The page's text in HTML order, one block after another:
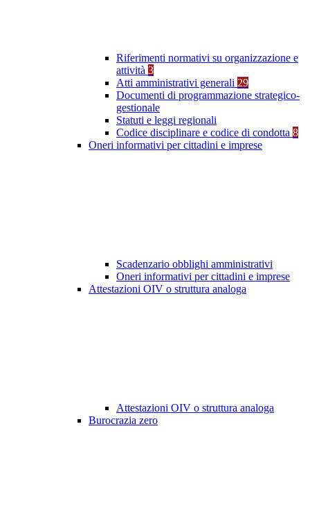
Riferimenti normativi su organizzazione e
attività 3
Atti amministrativi generali 29
Documenti di programmazione strategico-
gestionale
Statuti e leggi regionali
Codice disciplinare e codice di condotta 8
Oneri informativi per cittadini e imprese
Scadenzario obblighi amministrativi
Oneri informativi per cittadini e imprese
Attestazioni OIV o struttura analoga
Attestazioni OIV o struttura analoga
Burocrazia zero